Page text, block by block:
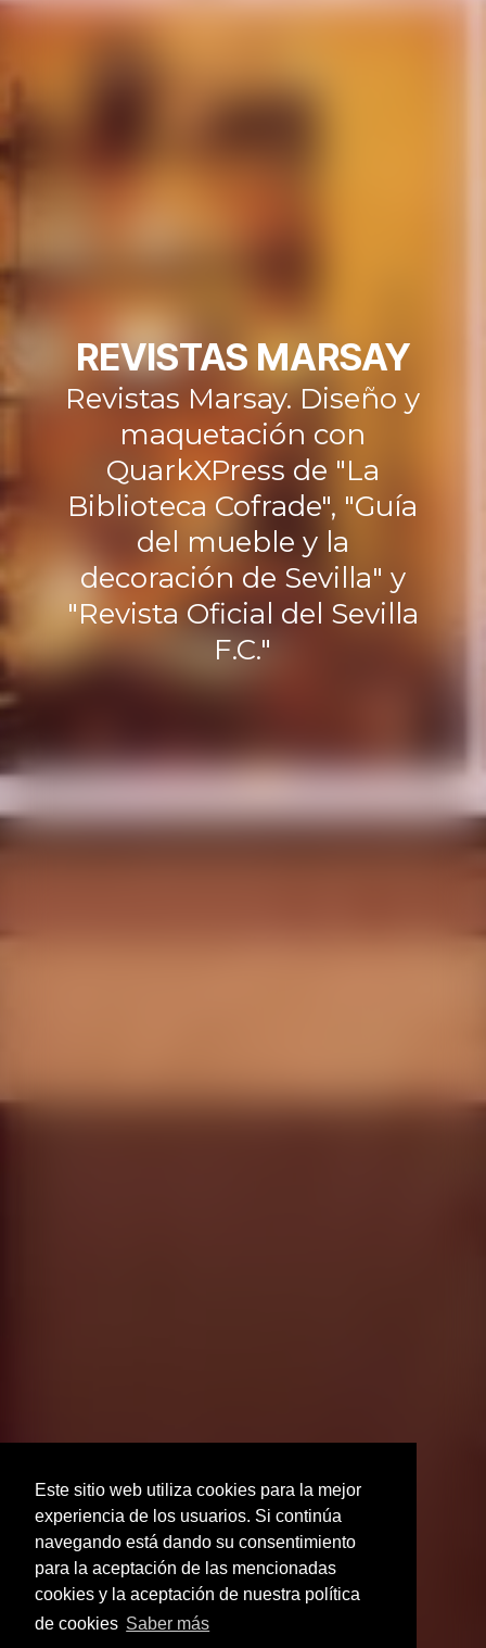
Este sitio web utiliza cookies para la mejor
experiencia de los usuarios. Si continúa
navegando está dando su consentimiento
para la aceptación de las mencionadas
cookies y la aceptación de nuestra política
de cookies Saber más
REVISTAS MARSAY
Revistas Marsay. Diseño y
maquetación con
QuarkXPress de "La
Biblioteca Cofrade", "Guía
del mueble y la
decoración de Sevilla" y
"Revista Oficial del Sevilla
F.C."